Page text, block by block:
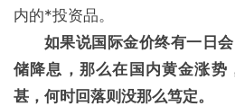
内的*投资品。
如果说国际金价终有一日
储降息，那么在国内黄金涨势
甚，何时回落则没那么笃定。